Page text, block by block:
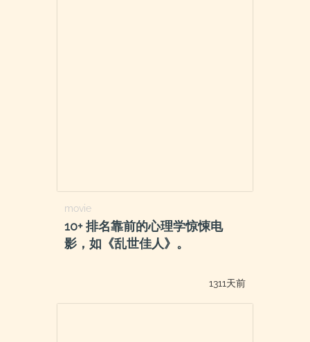
movie
10+ 排名靠前的心理学惊悚电
影，如《乱世佳人》。
1311天前